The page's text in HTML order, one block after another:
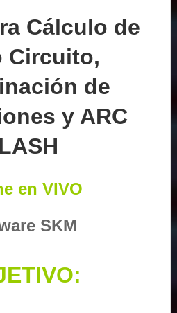
Cálculo de
Circuito,
de
y ARC
en VIVO
SKM